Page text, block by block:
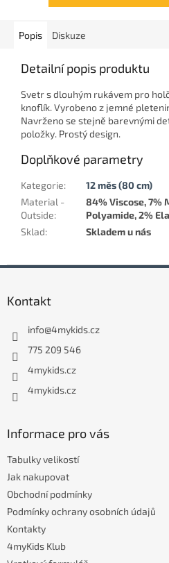
Popis Diskuze
Detailní popis produktu
Svetr s dlouhým rukávem pro
knoflík. Vyrobeno z jemné
Navrženo se stejně barevnými
položky. Prostý design.
Doplňkové parametry
Kategorie:
12 měs (80 cm)
Material -
Outside:
84% Viscose, 7%
Polyamide, 2%
Sklad: Skladem u nás
Kontakt
info@4mykids.cz
775 209 546
4mykids.cz
4mykids.cz
Informace pro vás
Tabulky velikostí
Jak nakupovat
Obchodní podmínky
Podmínky ochrany osobních údajů
Kontakty
4myKids Klub